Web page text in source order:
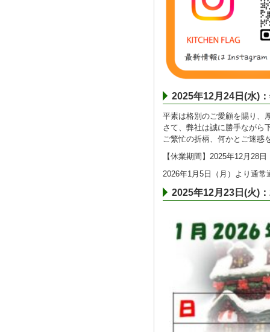
2025年12月24日(水)
平素は格別のご愛顧を賜り、
さて、弊社は誠に勝手ながら
ご繁忙の折柄、何かとご迷惑
【休業期間】2025年12月28
2026年1月5日（月）より通
2025年12月23日(火)